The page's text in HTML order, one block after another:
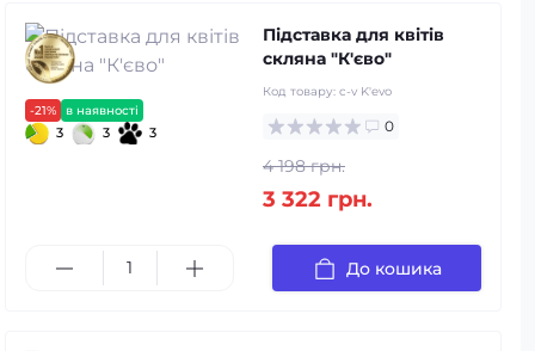
-21% в наявності
3 3 3
Підставка для квітів
скляна "К'єво"
Код товару: c-v K'evo
0
4 198 грн.
3 322 грн.
До кошика